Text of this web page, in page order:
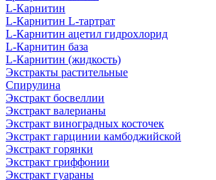
L-Карнитин
L-Карнитин L-тартрат
L-Карнитин ацетил гидрохлорид
L-Карнитин база
L-Карнитин (жидкость)
Экстракты растительные
Спирулина
Экстракт босвеллии
Экстракт валерианы
Экстракт виноградных косточек
Экстракт гарцинии камбоджийской
Экстракт горянки
Экстракт гриффонии
Экстракт гуараны